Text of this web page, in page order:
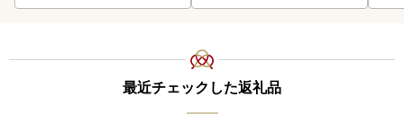
最近チェックした返礼品